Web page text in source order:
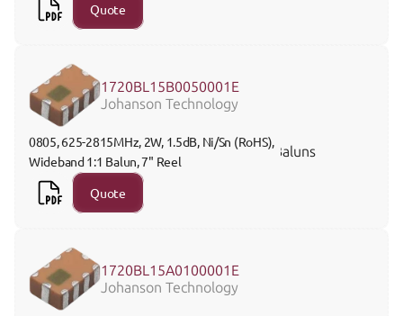
Quote
1720BL15B0050001E
Johanson Technology
0805, 625-2815MHz, 2W, 1.5dB, Ni/Sn (RoHS),
Wideband 1:1 Balun, 7" Reel
Baluns
Quote
1720BL15A0100001E
Johanson Technology